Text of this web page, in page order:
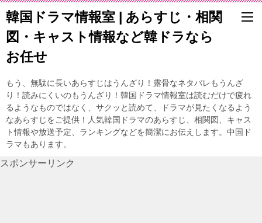
韓国ドラマ情報室 | あらすじ・相関
図・キャスト情報など韓ドラなら
お任せ
もう、無駄に長いあらすじはうんざり！露骨なネタバレもうんざ
り！読みにくいのもうんざり！韓国ドラマ情報室は読むだけで疲れ
るようなものではなく、サクッと読めて、ドラマが見たくなるよう
なあらすじをご提供！人気韓国ドラマのあらすじ、相関図、キャス
ト情報や放送予定、ランキングなどを簡潔にお伝えします。中国ド
ラマもあります。
スポンサーリンク